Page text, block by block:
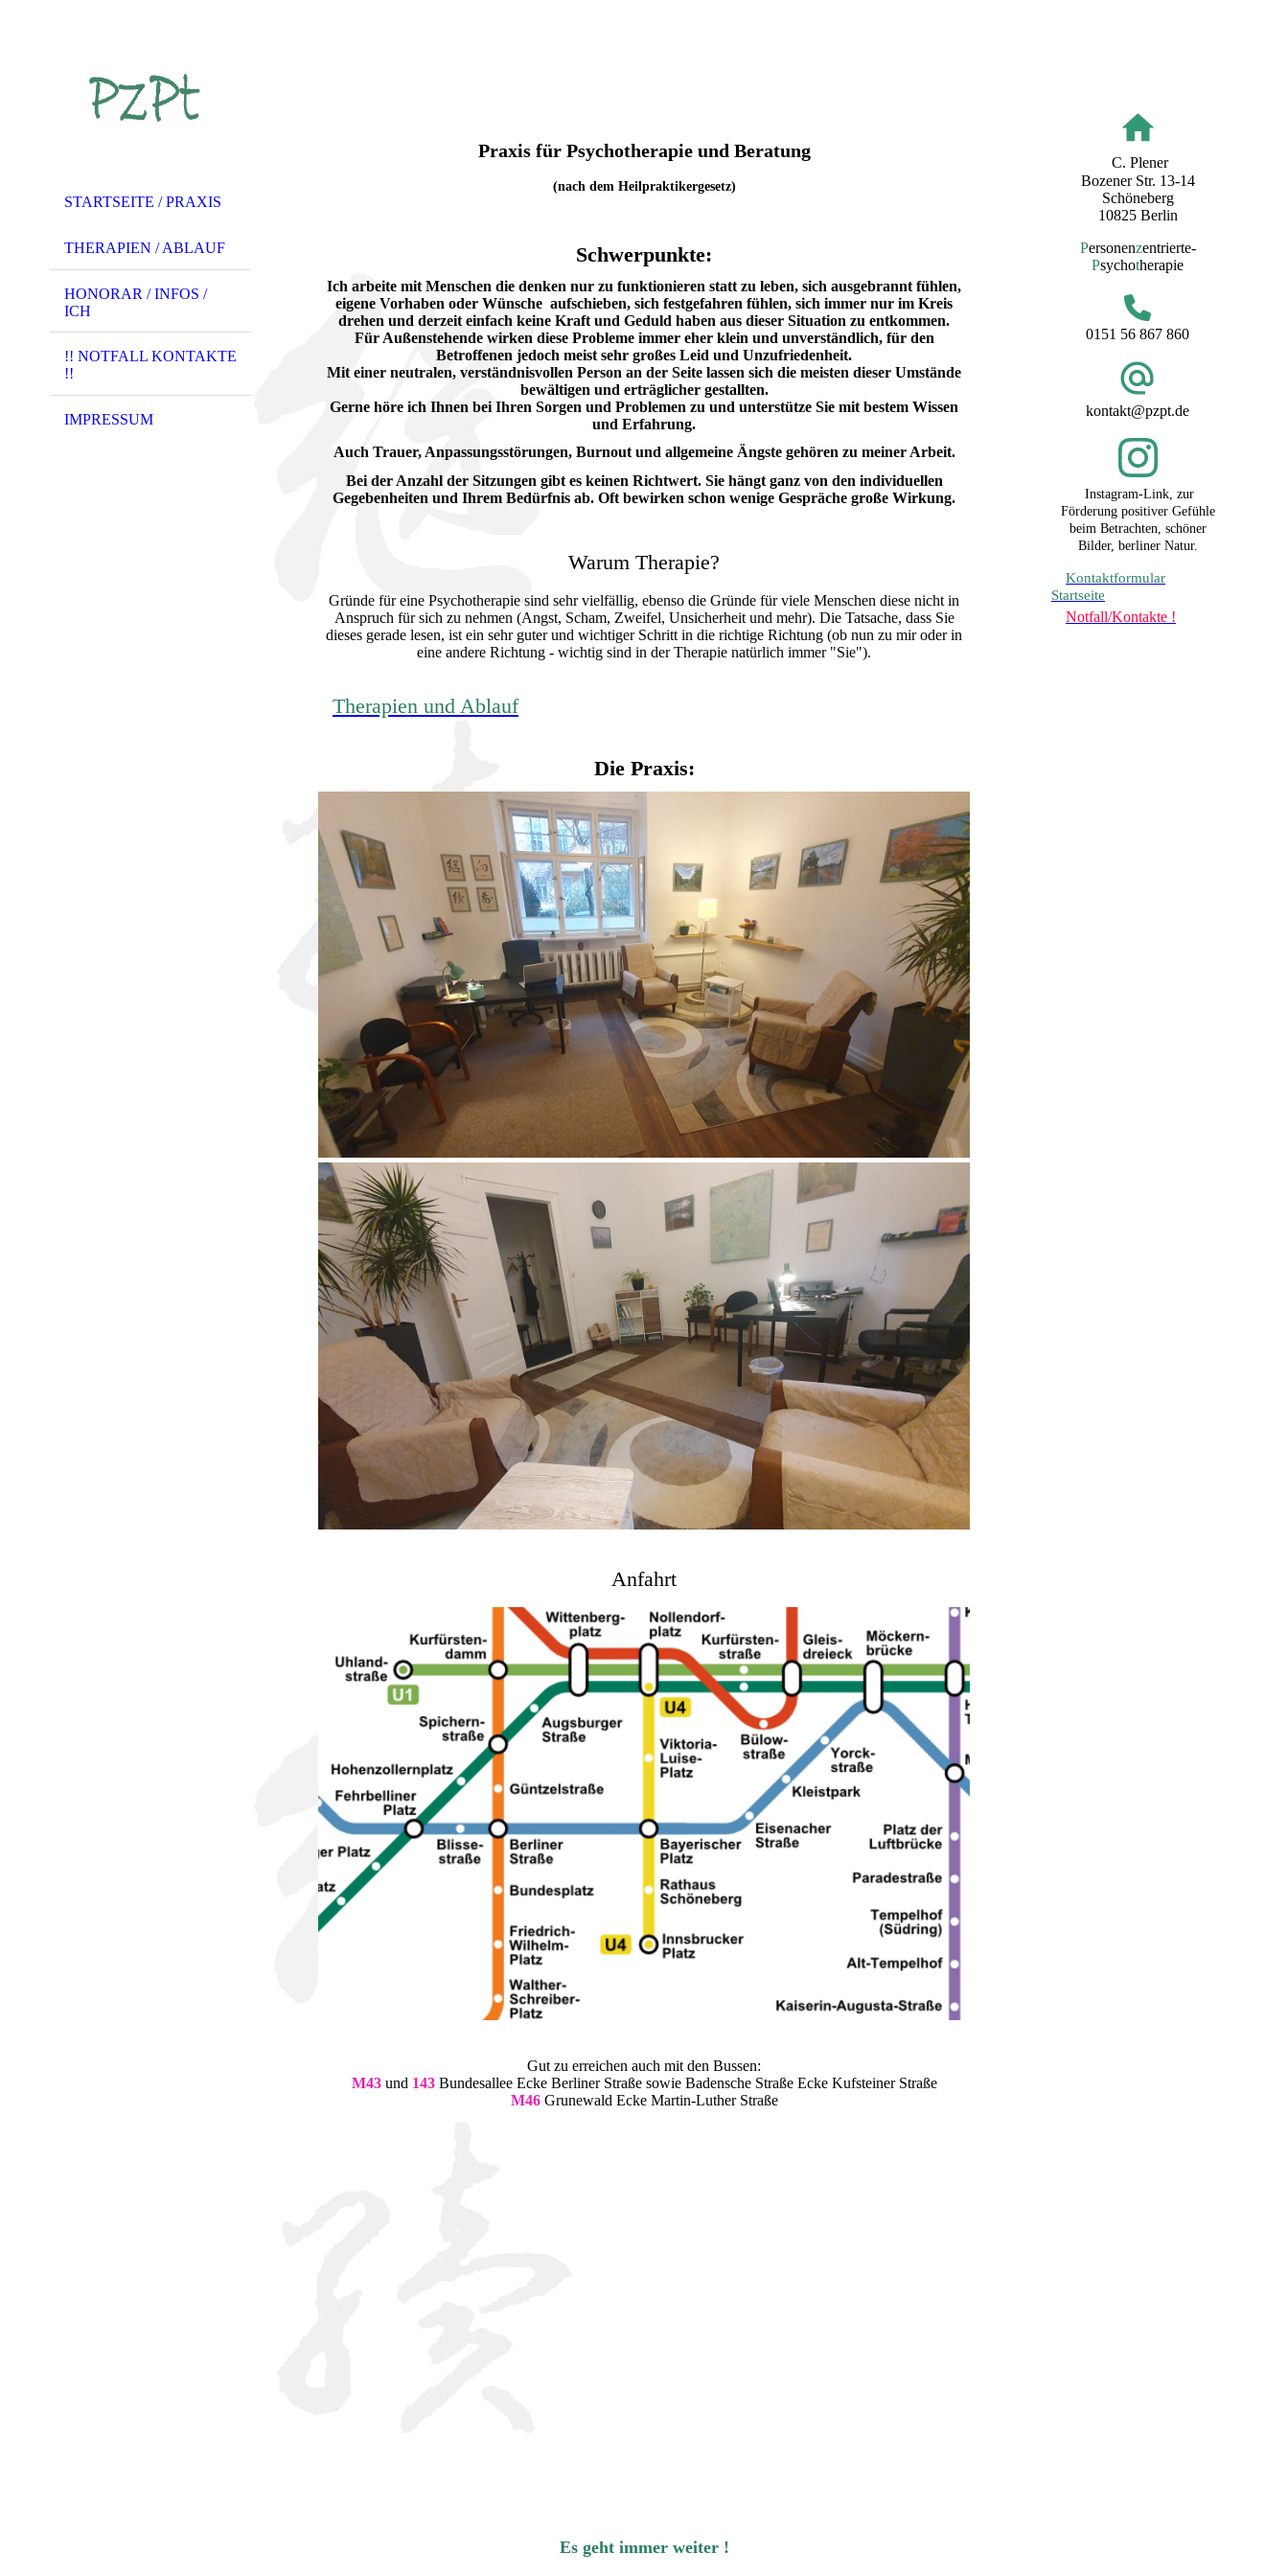
STARTSEITE / PRAXIS
THERAPIEN / ABLAUF
HONORAR / INFOS /
ICH
!! NOTFALL KONTAKTE
!!
IMPRESSUM
Praxis für Psychotherapie und Beratung
(nach dem Heilpraktikergesetz)
Schwerpunkte:
Ich arbeite mit Menschen die denken nur zu funktionieren statt zu leben, sich ausgebrannt fühlen,
eigene Vorhaben oder Wünsche aufschieben, sich festgefahren fühlen, sich immer nur im Kreis
drehen und derzeit einfach keine Kraft und Geduld haben aus dieser Situation zu entkommen.
Für Außenstehende wirken diese Probleme immer eher klein und unverständlich, für den
Betroffenen jedoch meist sehr großes Leid und Unzufriedenheit.
Mit einer neutralen, verständnisvollen Person an der Seite lassen sich die meisten dieser Umstände
bewältigen und erträglicher gestallten.
Gerne höre ich Ihnen bei Ihren Sorgen und Problemen zu und unterstütze Sie mit bestem Wissen
und Erfahrung.
Auch Trauer, Anpassungsstörungen, Burnout und allgemeine Ängste gehören zu meiner Arbeit.
Bei der Anzahl der Sitzungen gibt es keinen Richtwert. Sie hängt ganz von den individuellen
Gegebenheiten und Ihrem Bedürfnis ab. Oft bewirken schon wenige Gespräche große Wirkung.
Warum Therapie?
Gründe für eine Psychotherapie sind sehr vielfällig, ebenso die Gründe für viele Menschen diese nicht in
Anspruch für sich zu nehmen (Angst, Scham, Zweifel, Unsicherheit und mehr). Die Tatsache, dass Sie
dieses gerade lesen, ist ein sehr guter und wichtiger Schritt in die richtige Richtung (ob nun zu mir oder in
eine andere Richtung - wichtig sind in der Therapie natürlich immer "Sie").
Therapien und Ablauf
Die Praxis:
Anfahrt
Gut zu erreichen auch mit den Bussen:
M43und 143Bundesallee Ecke Berliner Straße sowie Badensche Straße Ecke Kufsteiner Straße
M46Grunewald Ecke Martin-Luther Straße
C. Plener
Bozener Str. 13-14
Schöneberg
10825 Berlin
Personenzentrierte-
Psychotherapie
0151 56 867 860
kontakt@pzpt.de
Instagram-Link, zur
Förderung positiver Gefühle
beim Betrachten, schöner
Bilder, berliner Natur.
Kontaktformular
Startseite
Notfall/Kontakte !
Es geht immer weiter !